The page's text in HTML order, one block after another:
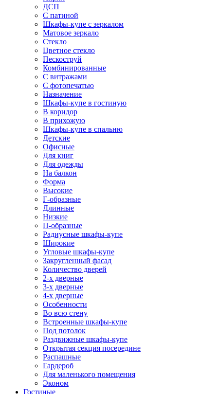
ДСП
С патиной
Шкафы-купе с зеркалом
Матовое зеркало
Стекло
Цветное стекло
Пескоструй
Комбинированные
С витражами
С фотопечатью
Назначение
Шкафы-купе в гостиную
В коридор
В прихожую
Шкафы-купе в спальню
Детские
Офисные
Для книг
Для одежды
На балкон
Форма
Высокие
Г-образные
Длинные
Низкие
П-образные
Радиусные шкафы-купе
Широкие
Угловые шкафы-купе
Закругленный фасад
Количество дверей
2-х дверные
3-х дверные
4-х дверные
Особенности
Во всю стену
Встроенные шкафы-купе
Под потолок
Раздвижные шкафы-купе
Открытая секция посередине
Распашные
Гардероб
Для маленького помещения
Эконом
Гостиные